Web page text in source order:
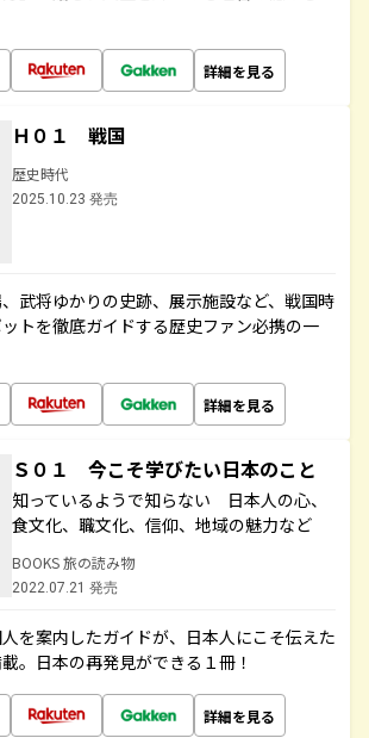
詳細を見る
Ｈ０１ 戦国
歴史時代
2025.10.23 発売
武将ゆかりの史跡、展示施設など、戦国時
トを徹底ガイドする歴史ファン必携の一
詳細を見る
Ｓ０１ 今こそ学びたい日本のこと
知っているようで知らない 日本人の心、
食文化、職文化、信仰、地域の魅力など
BOOKS 旅の読み物
2022.07.21 発売
を案内したガイドが、日本人にこそ伝えた
。日本の再発見ができる１冊！
詳細を見る